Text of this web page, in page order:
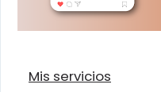
Mis servicios